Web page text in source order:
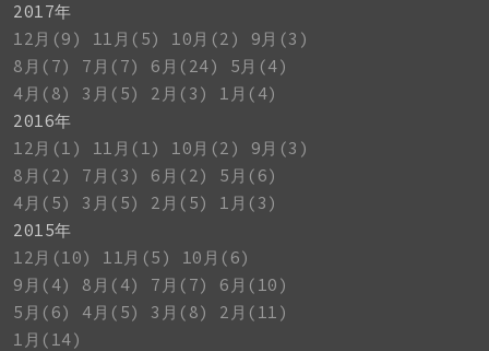
2017年
12月(9)
11月(5) 10月(2)
9月(3)
8月(7)
7月(7) 6月(24)
5月(4)
4月(8)
3月(5) 2月(3)
1月(4)
2016年
12月(1)
11月(1) 10月(2)
9月(3)
8月(2)
7月(3) 6月(2)
5月(6)
4月(5)
3月(5) 2月(5)
1月(3)
2015年
12月(10)
11月(5)
10月(6)
9月(4)
8月(4) 7月(7)
6月(10)
5月(6)
4月(5) 3月(8)
2月(11)
1月(14)